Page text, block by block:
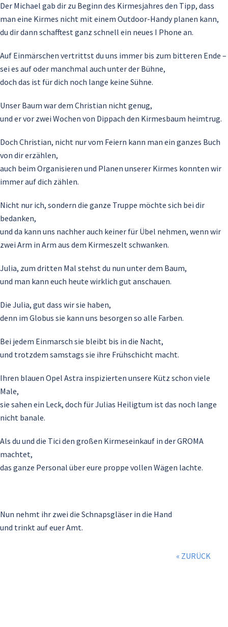
Der Michael gab dir zu Beginn des Kirmesjahres den Tipp, dass
man eine Kirmes nicht mit einem Outdoor-Handy planen kann,
du dir dann schafftest ganz schnell ein neues I Phone an.
Auf Einmärschen vertrittst du uns immer bis zum bitteren Ende –
sei es auf oder manchmal auch unter der Bühne,
doch das ist für dich noch lange keine Sühne.
Unser Baum war dem Christian nicht genug,
und er vor zwei Wochen von Dippach den Kirmesbaum heimtrug.
Doch Christian, nicht nur vom Feiern kann man ein ganzes Buch
von dir erzählen,
auch beim Organisieren und Planen unserer Kirmes konnten wir
immer auf dich zählen.
Nicht nur ich, sondern die ganze Truppe möchte sich bei dir
bedanken,
und da kann uns nachher auch keiner für Übel nehmen, wenn wir
zwei Arm in Arm aus dem Kirmeszelt schwanken.
Julia, zum dritten Mal stehst du nun unter dem Baum,
und man kann euch heute wirklich gut anschauen.
Die Julia, gut dass wir sie haben,
denn im Globus sie kann uns besorgen so alle Farben.
Bei jedem Einmarsch sie bleibt bis in die Nacht,
und trotzdem samstags sie ihre Frühschicht macht.
Ihren blauen Opel Astra inspizierten unsere Kütz schon viele
Male,
sie sahen ein Leck, doch für Julias Heiligtum ist das noch lange
nicht banale.
Als du und die Tici den großen Kirmeseinkauf in der GROMA
machtet,
das ganze Personal über eure proppe vollen Wägen lachte.
Nun nehmt ihr zwei die Schnapsgläser in die Hand
und trinkt auf euer Amt.
« ZURÜCK